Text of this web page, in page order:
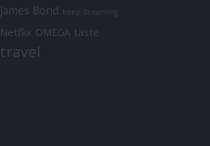
James Bond keep dreaming
Netflix OMEGA taste
travel